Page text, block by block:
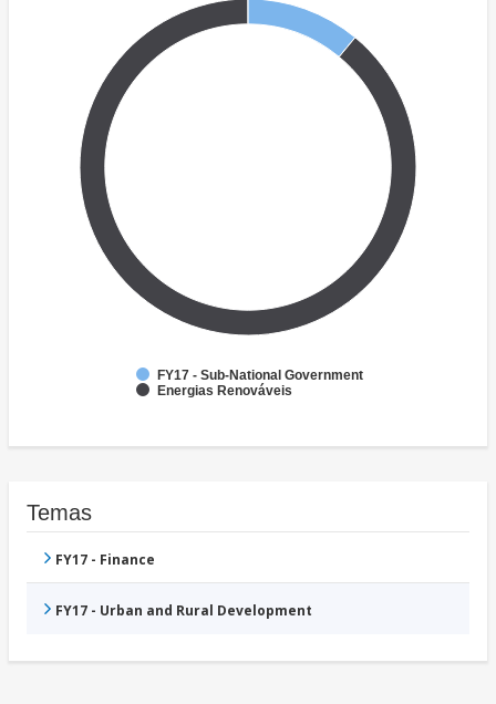
FY17 - Sub-National Government
Energias Renováveis
Temas
FY17 - Finance
FY17 - Urban and Rural Development